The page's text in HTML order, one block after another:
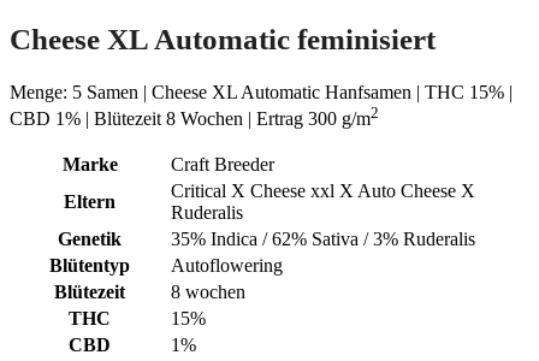
Cheese XL Automatic feminisiert
Menge: 5 Samen | Cheese XL Automatic Hanfsamen | THC 15% |
CBD 1% | Blütezeit 8 Wochen | Ertrag 300 g/m2
Marke
Craft Breeder
Eltern
Critical X Cheese xxl X Auto Cheese X
Ruderalis
Genetik
35% Indica / 62% Sativa / 3% Ruderalis
Blütentyp
Autoflowering
Blütezeit
8 wochen
THC
15%
CBD
1%